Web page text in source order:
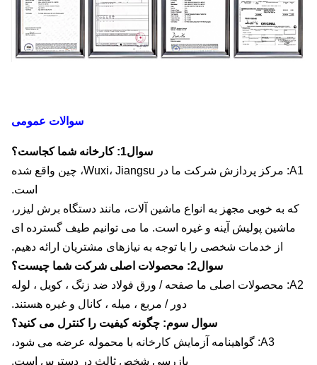
سوالات عمومی
سوال1: کارخانه شما کجاست؟
A1: مرکز پردازش شرکت ما در Wuxi، Jiangsu، چین واقع شده
به خوبی مجهز به انواع ماشین آلات، مانند دستگاه برش لیزر،
پولیش آینه و غیره است. ما می توانیم طیف گسترده ای
از خدمات شخصی را با توجه به نیازهای مشتریان ارائه دهیم.
سوال2: محصولات اصلی شرکت شما چیست؟
A2: محصولات اصلی ما صفحه / ورق فولاد ضد زنگ ، کویل ، لوله
دور / مربع ، میله ، کانال و غیره هستند.
سوال سوم: چگونه کیفیت را کنترل می کنید؟
A3: گواهینامه آزمایش کارخانه با محموله عرضه می شود،
بازرسی شخص ثالث در دسترس است.